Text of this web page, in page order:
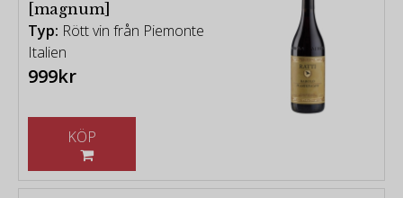
[magnum]
Typ: Rött vin från Piemonte
Italien
999kr